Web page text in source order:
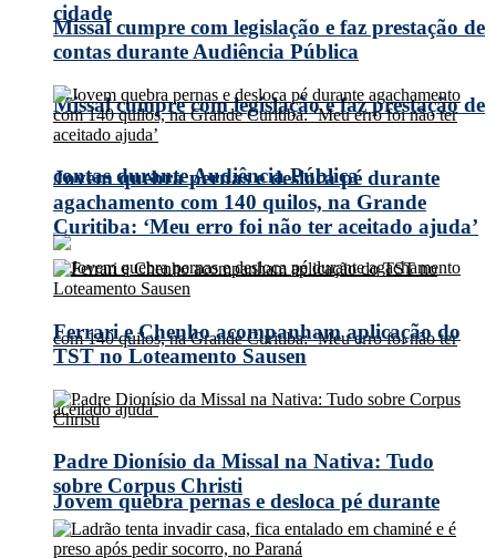
cidade
Missal cumpre com legislação e faz prestação de
contas durante Audiência Pública
Jovem quebra pernas e desloca pé durante
Missal cumpre com legislação e faz prestação de
contas durante Audiência Pública
Jovem quebra pernas e desloca pé durante
agachamento com 140 quilos, na Grande
Curitiba: ‘Meu erro foi não ter aceitado ajuda’
Ferrari e Chenho acompanham aplicação do
TST no Loteamento Sausen
Padre Dionísio da Missal na Nativa: Tudo
sobre Corpus Christi